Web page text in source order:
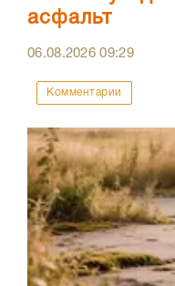
асфальт
06.08.202609:29
Комментарии